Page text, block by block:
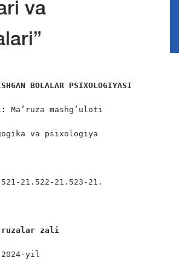
va
BOLALAR PSIXOLOGIYASI
Ma’ruza mashg’uloti
va psixologiya
21.522-21.523-21.
zali
yil